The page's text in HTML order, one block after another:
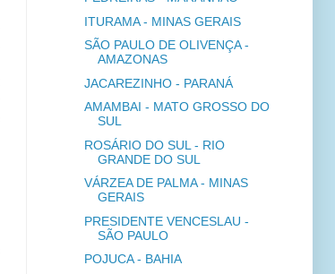
ITURAMA - MINAS GERAIS
SÃO PAULO DE OLIVENÇA -
AMAZONAS
JACAREZINHO - PARANÁ
AMAMBAI - MATO GROSSO DO
SUL
ROSÁRIO DO SUL - RIO
GRANDE DO SUL
VÁRZEA DE PALMA - MINAS
GERAIS
PRESIDENTE VENCESLAU -
SÃO PAULO
POJUCA - BAHIA